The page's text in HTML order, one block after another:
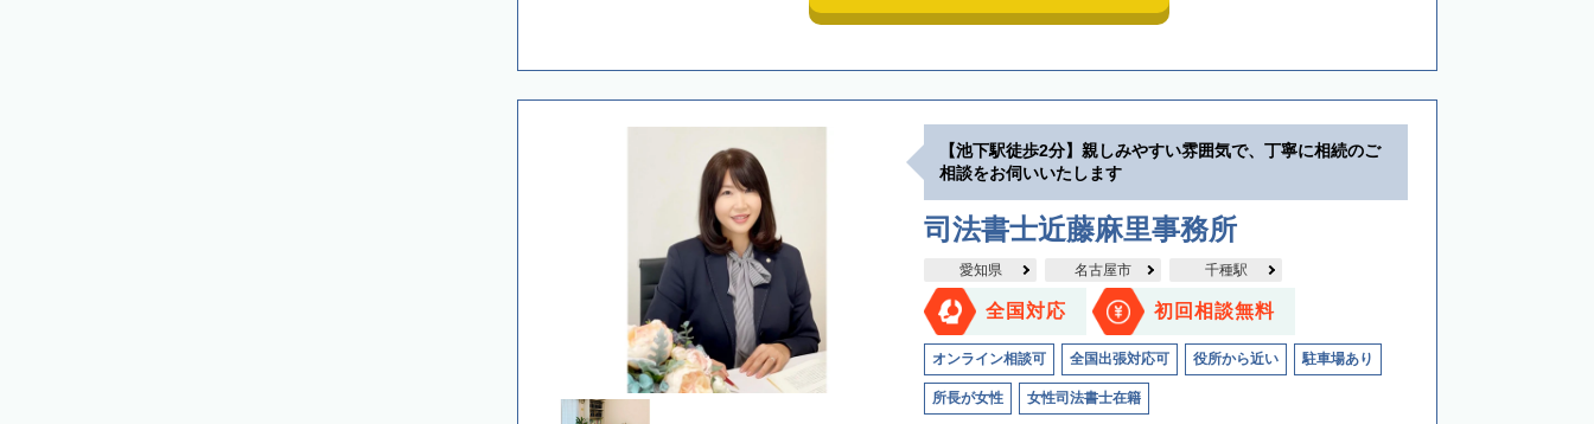
【池下駅徒歩2分】親しみやすい雰囲気で、丁寧に相続のご
相談をお伺いいたします
司法書士近藤麻里事務所
愛知県 名古屋市 千種駅
全国対応 初回相談無料
オンライン相談可 全国出張対応可 役所から近い 駐車場あり
所長が女性 女性司法書士在籍